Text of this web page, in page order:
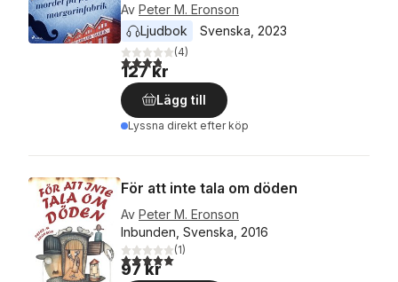
Av Peter M. Eronson
Ljudbok
Svenska 2023
3,8utav 5 stjärnor. Totalt antal röster:
(4)
127 kr
Lägg till
Lyssna direkt efter köp
För att inte tala om döden
Av Peter M. Eronson
Inbunden, Svenska, 2016
5,0utav 5 stjärnor. Totalt antal röster:
(1)
97 kr